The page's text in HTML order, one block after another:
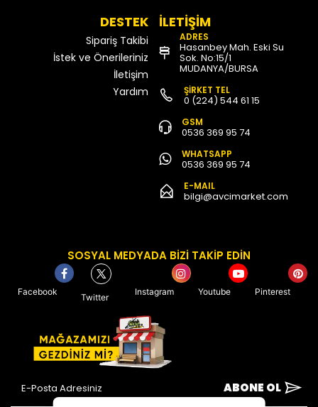
DESTEK
Sipariş Takibi
İstek ve Önerileriniz
İletişim
Yardım
İLETİŞİM
ADRES
Hasanbey Mah. Eski Su
Sok. No:15/1
MUDANYA/BURSA
ŞİRKET TEL
0 (224) 544 61 15
GSM
0536 369 95 74
WHATSAPP
0536 369 95 74
E-MAIL
bilgi@avcimarket.com
SOSYAL MEDYADA BİZİ TAKİP EDİN
Facebook
Twitter
Instagram Youtube Pinterest
ABONE OL